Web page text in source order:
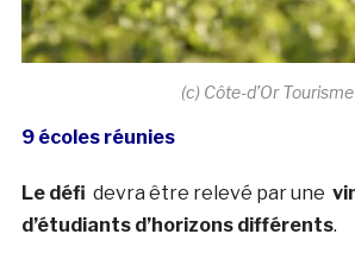
(c) Côte-d’Or Tourisme
9 écoles réunies
Le défi devra être relevé par une
d’étudiants d’horizons différents.